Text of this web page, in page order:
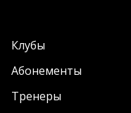
Клубы
Абонементы
Тренеры